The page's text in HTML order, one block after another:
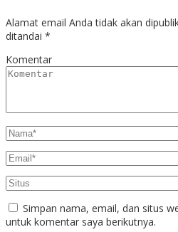
Alamat email Anda tidak akan
ditandai *
Komentar
Simpan nama, email, dan situs
untuk komentar saya berikutnya.